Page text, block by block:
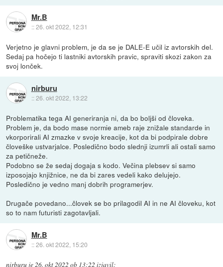
Mr.B
::26. okt 2022, 12:31
Verjetno je glavni problem, je da se je DALE-E učil iz avtorskih del.
Sedaj pa hočejo ti lastniki avtorskih pravic, spraviti skozi zakon za
svoj lonček.
nirburu
::26. okt 2022, 13:22
Problematika tega AI generiranja ni, da bo boljši od človeka.
Problem je, da bodo mase normie ameb raje znižale standarde in
vkorporirali AI zmazke v svoje kreacije, kot da bi podpirale dobre
človeške ustvarjalce. Posledično bodo slednji izumrli ali ostali samo
za petičneže.
Podobno se že sedaj dogaja s kodo. Večina plebsev si samo
izposojajo knjižnice, ne da bi zares vedeli kako delujejo.
Posledično je vedno manj dobrih programerjev.
Drugače povedano...človek se bo prilagodil AI in ne AI človeku, kot
so to nam futuristi zagotavljali.
Mr.B
::26. okt 2022, 15:20
nirburu je26. okt 2022 ob 13:22 izjavil: